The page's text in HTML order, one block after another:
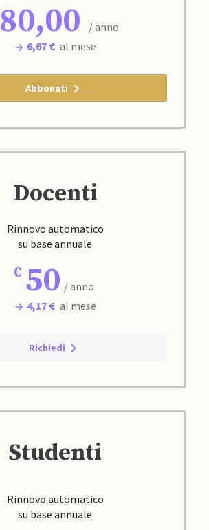
80,00
/ anno
6,67 € al mese
Abbonati
Docenti
Rinnovo automatico
su base annuale
50 / anno
4,17 € al mese
Richiedi
Studenti
Rinnovo automatico
su base annuale